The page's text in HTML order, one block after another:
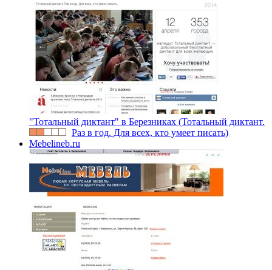
"Тотальный диктант" в Березниках (Тотальный диктант.
Раз в год. Для всех, кто умеет писать)
Mebelineb.ru